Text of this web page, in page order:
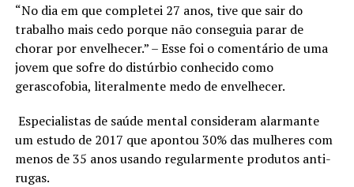
“No dia em que completei 27 anos, tive que sair do
trabalho mais cedo porque não conseguia parar de
chorar por envelhecer.” – Esse foi o comentário de uma
jovem que sofre do distúrbio conhecido como
gerascofobia, literalmente medo de envelhecer.
Especialistas de saúde mental consideram alarmante
um estudo de 2017 que apontou 30% das mulheres com
menos de 35 anos usando regularmente produtos anti-
rugas.